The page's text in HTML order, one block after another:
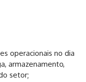
operacionais no dia
armazenamento,
setor;